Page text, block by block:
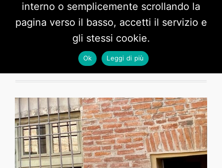
Tag:Alessandria
interno o semplicemente scrollando la
pagina verso il basso, accetti il servizio e
gli stessi cookie.
Ok Leggi di più